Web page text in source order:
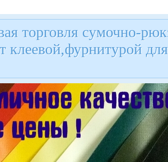
торговля сумочно-
клеевой,фурнитурой